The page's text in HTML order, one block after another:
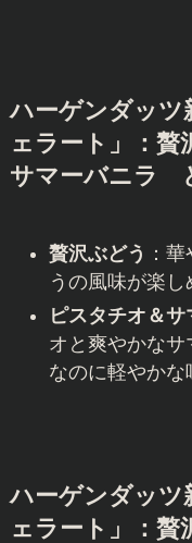
ハーゲンダッツ
ェラート」：贅
サマーバニラ
贅沢ぶどう ：
うの風味が楽し
ピスタチオ＆サ
オと爽やかな
なのに軽やかな
ハーゲンダッツ
ェラート」：贅